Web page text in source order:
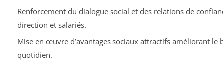
Renforcement du dialogue social et des relations de
direction et salariés.
Mise en œuvre d’avantages sociaux attractifs améliorant le
quotidien.